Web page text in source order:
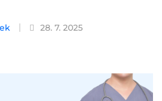
28. 7. 2025